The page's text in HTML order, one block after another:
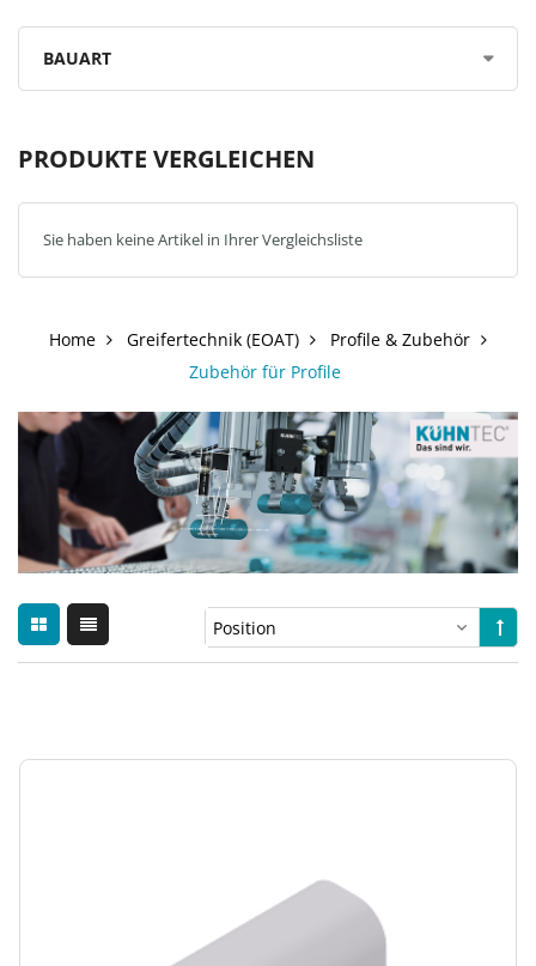
BAUART
PRODUKTE VERGLEICHEN
Sie haben keine Artikel in Ihrer Vergleichsliste
Home Greifertechnik (EOAT)
Profile & Zubehör
Zubehör für Profile